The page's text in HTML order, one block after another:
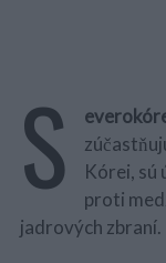
S
Kórei, sú
proti
jadrových zbraní.